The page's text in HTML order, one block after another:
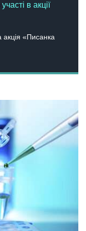
в акції
«Писанка